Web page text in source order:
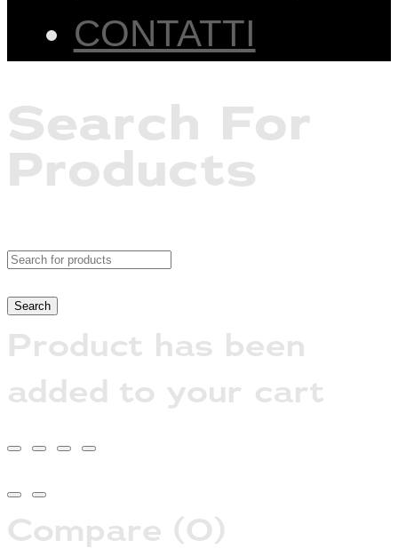
CONTATTI
Search For
Products
Product has been
added to your cart
Compare (0)